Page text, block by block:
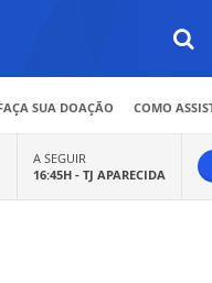
SUA DOAÇÃO COMO
A SEGUIR
16:45H - TJ APARECIDA